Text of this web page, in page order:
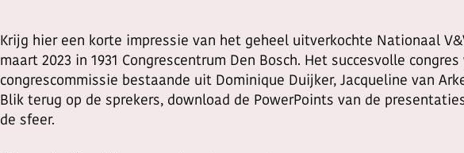
Krijg hier een korte impressie van het geheel uitverkochte Nationaal
maart 2023 in 1931 Congrescentrum Den Bosch. Het succesvolle
congrescommissie bestaande uit Dominique Duijker, Jacqueline van
Blik terug op de sprekers, download de PowerPoints van de
de sfeer.